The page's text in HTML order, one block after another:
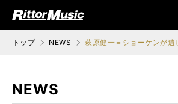
ジック (Rittor Musi
トップ NEWS 萩原健一＝ショーケンが
NEWS